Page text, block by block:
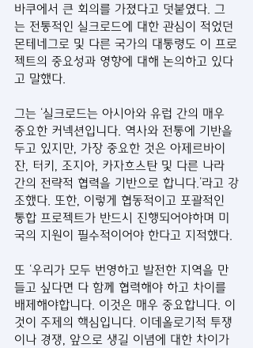
바쿠에서 큰 회의를 가졌다고 덧붙였다. 그
는 전통적인 실크로드에 대한 관심이 적었던
몬테네그로 및 다른 국가의 대통령도 이 프로
젝트의 중요성과 영향에 대해 논의하고 있다
고 말했다.
그는 ‘실크로드는 아시아와 유럽 간의 매우
중요한 커넥션입니다. 역사와 전통에 기반을
두고 있지만, 가장 중요한 것은 아제르바이
잔, 터키, 조지아, 카자흐스탄 및 다른 나라
간의 전략적 협력을 기반으로 합니다.’라고 강
조했다. 또한, 이렇게 협동적이고 포괄적인
통합 프로젝트가 반드시 진행되어야하며 미
국의 지원이 필수적이어야 한다고 지적했다.
또 ‘우리가 모두 번영하고 발전한 지역을 만
들고 싶다면 다 함께 협력해야 하고 차이를
배제해야합니다. 이것은 매우 중요합니다. 이
것이 주제의 핵심입니다. 이데올로기적 투쟁
이나 경쟁, 앞으로 생길 이념에 대한 차이가